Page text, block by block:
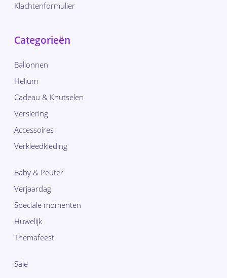
Klachtenformulier
Categorieën
Ballonnen
Helium
Cadeau & Knutselen
Versiering
Accessoires
Verkleedkleding
Baby & Peuter
Verjaardag
Speciale momenten
Huwelijk
Themafeest
Sale